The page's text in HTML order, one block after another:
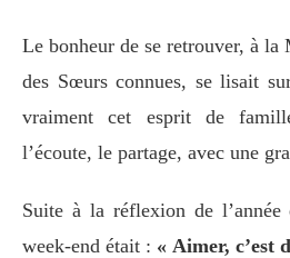
Le bonheur de se retrouver, à
des Sœurs connues, se lisait
vraiment cet esprit de
l’écoute, le partage, avec une
Suite à la réflexion de l’année
week-end était : « Aimer, c’est